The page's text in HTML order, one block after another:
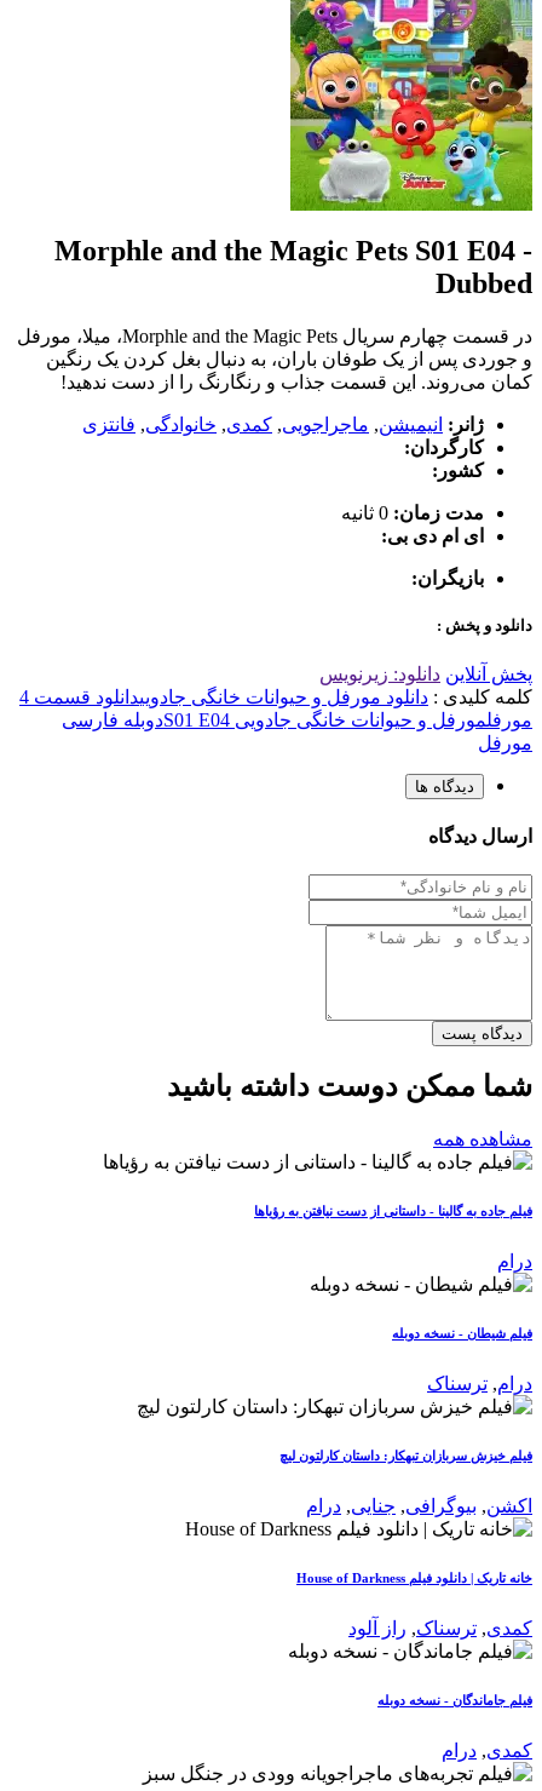
Morphle and the Magic Pets S01 E04 -
Dubbed
در قسمت چهارم سریال Morphle and the Magic Pets، میلا، مورفل
و جوردی پس از یک طوفان باران، به دنبال بغل کردن یک رنگین
کمان می‌روند. این قسمت جذاب و رنگارنگ را از دست ندهید!
ژانر: انیمیشن, ماجراجویی, کمدی, خانوادگی, فانتزی
کارگردان:
کشور:
مدت زمان: 0 ثانیه
ای ام دی بی:
بازیگران:
دانلود و پخش :
پخش آنلاین دانلود: زیرنویس
کلمه کلیدی : دانلود مورفل و حیوانات خانگی جادویی
دانلود قسمت 4
مورفلمورفل و حیوانات خانگی جادویی S01 E04
دوبله فارسی
مورفل
دیدگاه ها
ارسال دیدگاه
دیدگاه پست
شما ممکن دوست داشته باشید
مشاهده همه
فیلم جاده به گالینا - داستانی از دست نیافتن به رؤیاها
درام
فیلم شیطان - نسخه دوبله
درام, ترسناک
فیلم خیزش سربازان تبهکار: داستان کارلتون لیچ
اکشن, بیوگرافی, جنایی, درام
خانه تاریک | دانلود فیلم House of Darkness
کمدی, ترسناک, راز آلود
فیلم جاماندگان - نسخه دوبله
کمدی, درام